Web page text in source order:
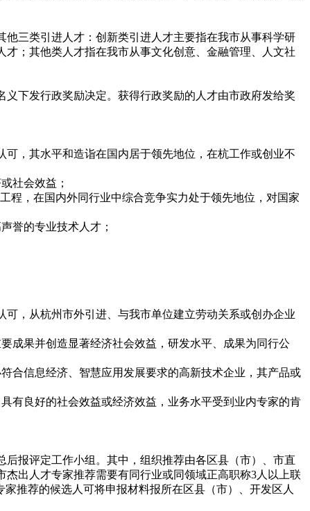
三类引进人才：创新类引进人才主要指在我市从事科学研
；其他类人才指在我市从事文化创意、金融管理、人文社
下发行政奖励决定。获得行政奖励的人才由市政府发给奖
，其水平和造诣在国内居于领先地位，在杭工作或创业不
社会效益；
程，在国内外同行业中综合竞争实力处于领先地位，对国家
誉的专业技术人才；
，从杭州市外引进、与我市单位建立劳动关系或创办企业
成果并创造显著经济社会效益，研发水平、成果为同行公
合信息经济、智慧应用发展要求的高新技术企业，其产品或
有良好的社会效益或经济效益，业务水平受到业内专家的肯
报评定工作小组。其中，组织推荐由各区县（市）、市直
出人才专家推荐需要有同行业或同领域正高职称3人以上联
推荐的候选人可将申报材料报所在区县（市）、开发区人